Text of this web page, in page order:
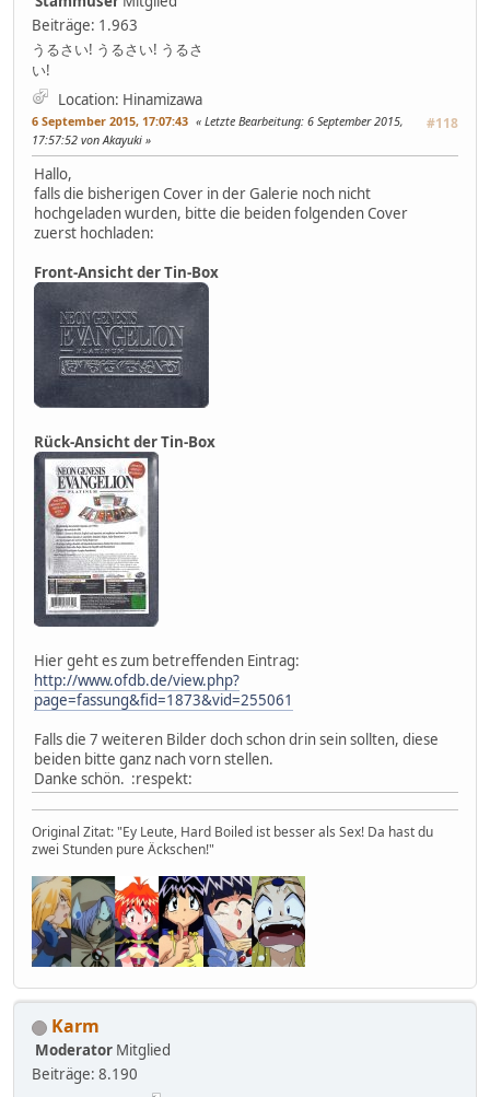
Beiträge: 1.963
うるさい! うるさい! うるさ
い!
Location: Hinamizawa
6 September 2015, 17:07:43 #118
Letzte Bearbeitung: 6 September 2015,
17:57:52 von Akayuki
Hallo,
falls die bisherigen Cover in der Galerie noch nicht
hochgeladen wurden, bitte die beiden folgenden Cover
zuerst hochladen:
Front-Ansicht der Tin-Box
Rück-Ansicht der Tin-Box
Hier geht es zum betreffenden Eintrag:
http://www.ofdb.de/view.php?
page=fassung&fid=1873&vid=255061
Falls die 7 weiteren Bilder doch schon drin sein sollten, diese
beiden bitte ganz nach vorn stellen.
Danke schön. :respekt:
Original Zitat: "Ey Leute, Hard Boiled ist besser als Sex! Da hast du
zwei Stunden pure Äckschen!"
Karm
Moderator Mitglied
Beiträge: 8.190